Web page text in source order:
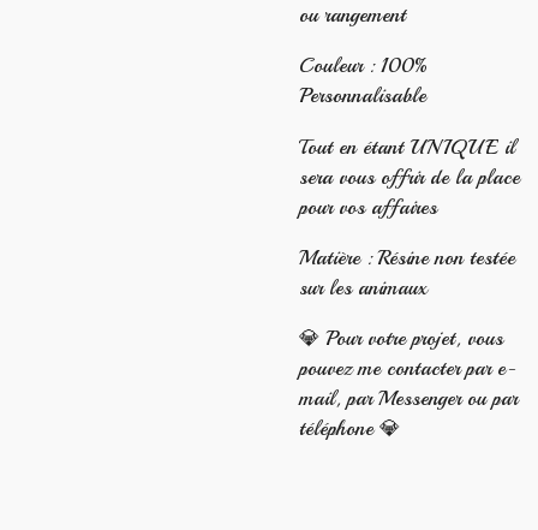
ou rangement
Couleur : 100%
Personnalisable
Tout en étant UNIQUE il
sera vous offrir de la place
pour vos affaires
Matière : Résine non testée
sur les animaux
💎 Pour votre projet, vous
pouvez me contacter par e-
mail, par Messenger ou par
téléphone 💎